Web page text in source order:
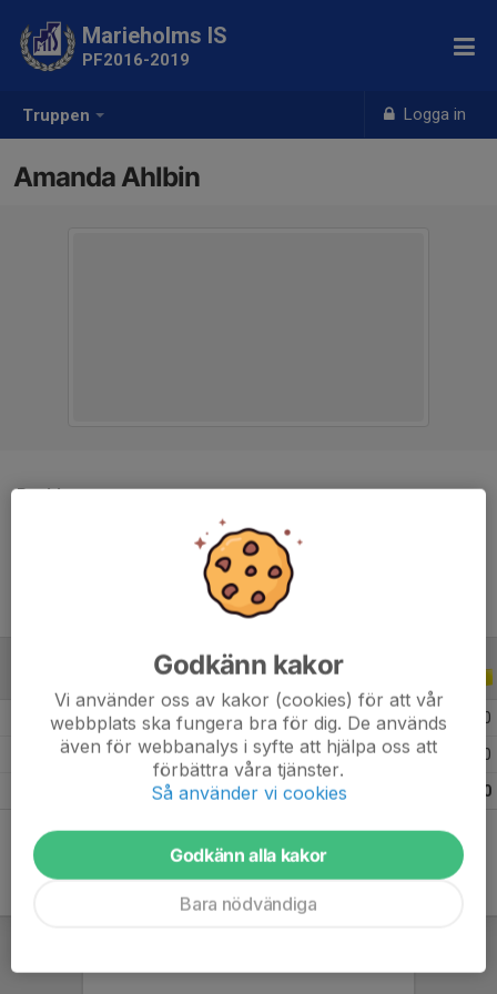
Truppen Logga in
Marieholms IS
PF2016-2019
Amanda Ahlbin
Position
-
9 år
ALLA ÅR
2026 5 0 0 0
3 0 0
0
Godkänn kakor
Vi använder oss av kakor (cookies) för att vår
webbplats ska fungera bra för dig. De används
även för webbanalys i syfte att hjälpa oss att
förbättra våra tjänster.
Så använder vi cookies
Godkänn alla kakor
Bara nödvändiga